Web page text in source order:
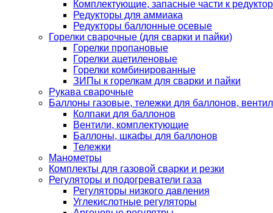
Комплектующие, запасные части к
Редукторы для аммиака
Редукторы баллонные осевые
Горелки сварочные (для сварки и пайки)
Горелки пропановые
Горелки ацетиленовые
Горелки комбинированные
ЗИПы к горелкам для сварки и пайки
Рукава сварочные
Баллоны газовые, тележки для баллонов,
Колпаки для баллонов
Вентили, комплектующие
Баллоны, шкафы для баллонов
Тележки
Манометры
Комплекты для газовой сварки и резки
Регуляторы и подогреватели газа
Регуляторы низкого давления
Углекислотные регуляторы